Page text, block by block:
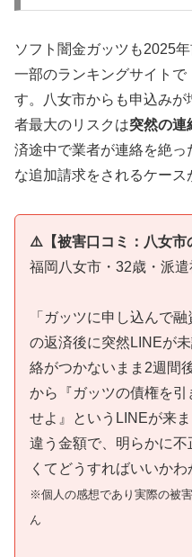
ソフト闇金ガッツも2025
一部のランキングサイトで
す。八女市からも申込み
者最大のリスクは突然の連
済途中で業者が連絡を絶
な追加請求をされるケース
⚠️【被害口コミ：八女市
福岡八女市・32歳・派
「ガッツに申し込んで
の返済後に突然LINEが
絡がつかないまま2週間
から『ガッツの債権を
せよ』というLINEが来
違う金額で、明らかに
くてどうすればいいかわ
※個人の感想であり実際の被
ん